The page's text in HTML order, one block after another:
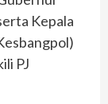
Kepala
PJ